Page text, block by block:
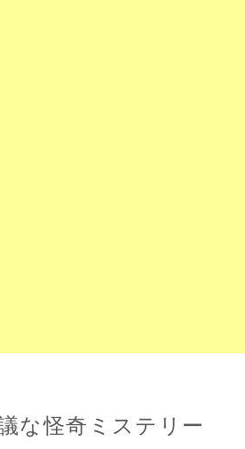
な怪奇ミステリー